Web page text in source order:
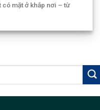
mặt ở khắp nơi – từ